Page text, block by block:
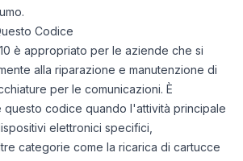
Codice
è appropriato per le aziende che si
alla riparazione e manutenzione di
per le comunicazioni. È
questo codice quando l'attività principale
elettronici specifici,
categorie come la ricarica di cartucce